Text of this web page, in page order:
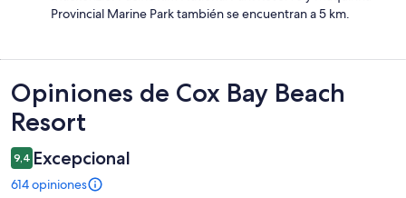
Provincial Marine Park también se encuentran a 5 km.
Opiniones
Opiniones de Cox Bay Beach
Resort
9,4 Excepcional
614 opiniones